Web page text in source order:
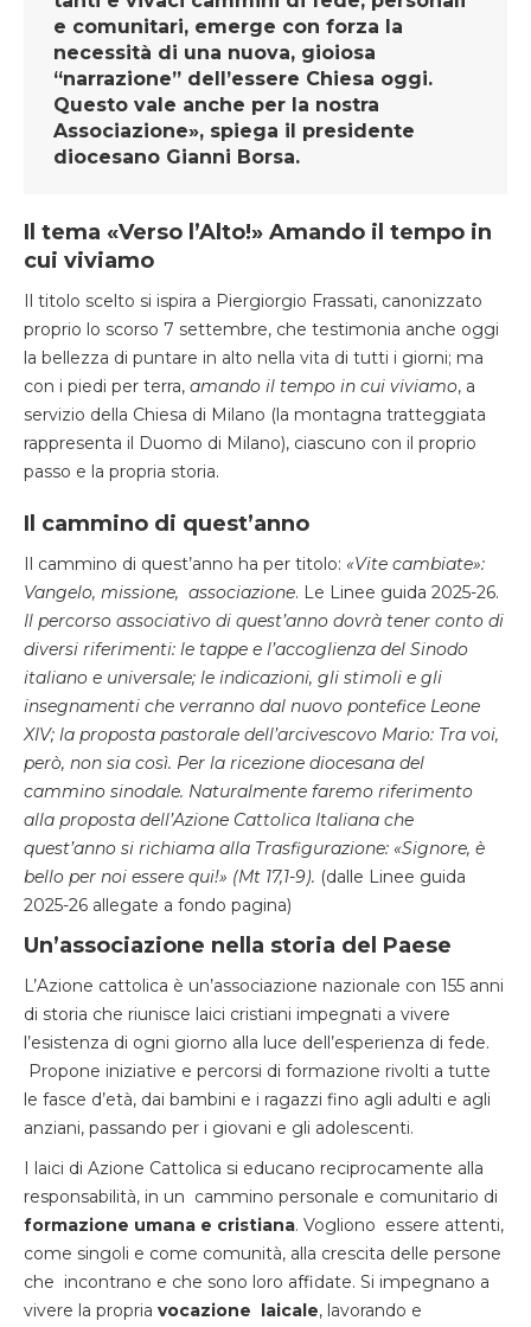
e comunitari, emerge con forza la
necessità di una nuova, gioiosa
“narrazione” dell’essere Chiesa oggi.
Questo vale anche per la nostra
Associazione», spiega il presidente
diocesano Gianni Borsa.
Il tema «Verso l’Alto!» Amando il tempo in
cui viviamo
Il titolo scelto si ispira a Piergiorgio Frassati, canonizzato
proprio lo scorso 7 settembre, che testimonia anche oggi
la bellezza di puntare in alto nella vita di tutti i giorni; ma
con i piedi per terra, amando il tempo in cui viviamo, a
servizio della Chiesa di Milano (la montagna tratteggiata
rappresenta il Duomo di Milano), ciascuno con il proprio
passo e la propria storia.
Il cammino di quest’anno
Il cammino di quest’anno ha per titolo: «Vite cambiate»:
Vangelo, missione, associazione. Le Linee guida 2025-26.
Il percorso associativo di quest’anno dovrà tener conto di
diversi riferimenti: le tappe e l’accoglienza del Sinodo
italiano e universale; le indicazioni, gli stimoli e gli
insegnamenti che verranno dal nuovo pontefice Leone
XIV; la proposta pastorale dell’arcivescovo Mario: Tra voi,
però, non sia così. Per la ricezione diocesana del
cammino sinodale. Naturalmente faremo riferimento
alla proposta dell’Azione Cattolica Italiana che
quest’anno si richiama alla Trasfigurazione: «Signore, è
bello per noi essere qui!» (Mt 17,1-9). (dalle Linee guida
2025-26 allegate a fondo pagina)
Un’associazione nella storia del Paese
L’Azione cattolica è un’associazione nazionale con 155 anni
di storia che riunisce laici cristiani impegnati a vivere
l’esistenza di ogni giorno alla luce dell’esperienza di fede.
Propone iniziative e percorsi di formazione rivolti a tutte
le fasce d’età, dai bambini e i ragazzi fino agli adulti e agli
anziani, passando per i giovani e gli adolescenti.
I laici di Azione Cattolica si educano reciprocamente alla
responsabilità, in un cammino personale e comunitario di
formazione umana e cristiana. Vogliono essere attenti,
come singoli e come comunità, alla crescita delle persone
che incontrano e che sono loro affidate. Si impegnano a
vivere la propria vocazione laicale, lavorando e